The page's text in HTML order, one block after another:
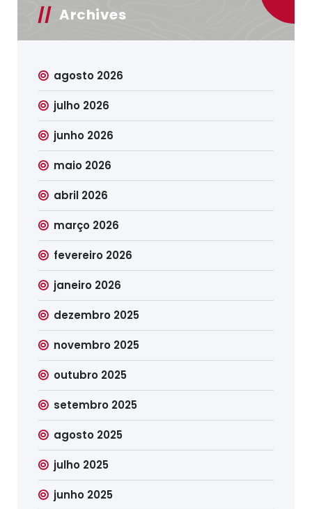
Archives
agosto 2026
julho 2026
junho 2026
maio 2026
abril 2026
março 2026
fevereiro 2026
janeiro 2026
dezembro 2025
novembro 2025
outubro 2025
setembro 2025
agosto 2025
julho 2025
junho 2025